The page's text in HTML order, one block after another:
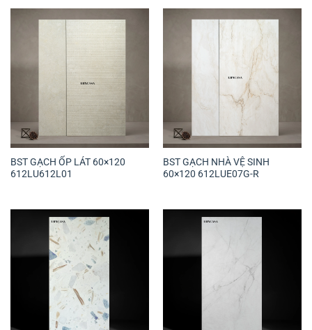
BST GẠCH ỐP LÁT 60×120
612LU612L01
BST GẠCH NHÀ VỆ SINH
60×120 612LUE07G-R